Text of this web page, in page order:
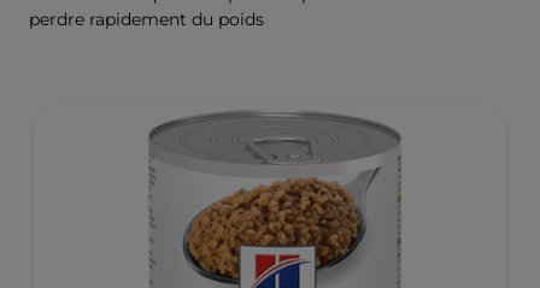
perdre rapidement du poids